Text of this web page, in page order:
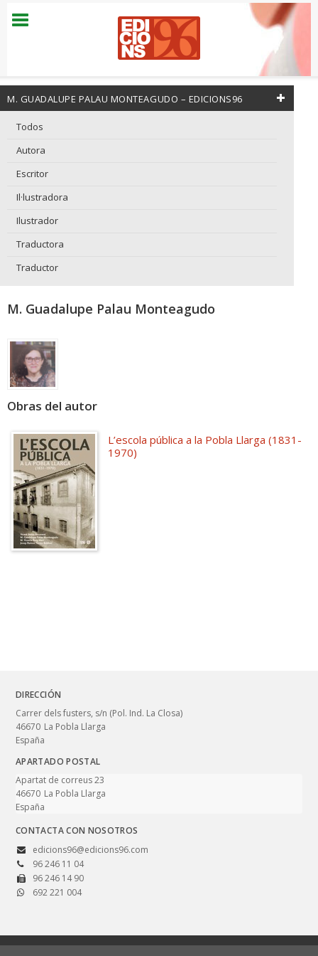
M. GUADALUPE PALAU MONTEAGUDO – EDICIONS96
Todos
Autora
Escritor
Il·lustradora
Ilustrador
Traductora
Traductor
M. Guadalupe Palau Monteagudo
Obras del autor
L’escola pública a la Pobla Llarga (1831-
1970)
DIRECCIÓN
Carrer dels fusters, s/n (Pol. Ind. La Closa)
46670 La Pobla Llarga
España
APARTADO POSTAL
Apartat de correus 23
46670 La Pobla Llarga
España
CONTACTA CON NOSOTROS
edicions96@edicions96.com
96 246 11 04
96 246 14 90
692 221 004